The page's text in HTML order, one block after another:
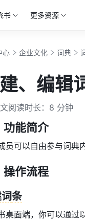
书 更多资源
心 企业文化 词典
、编辑
阅读时长：8 分钟
功能简介
员可以自由参与词典
操作流程
条
桌面端，你可以通过